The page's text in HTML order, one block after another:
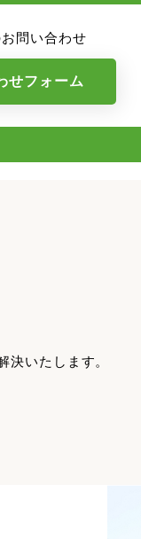
問い合わせ
せフォーム
いたします。